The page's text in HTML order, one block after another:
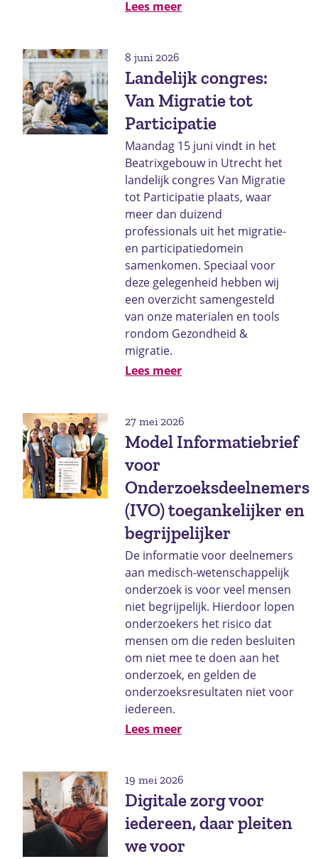
Lees meer
8 juni 2026
Landelijk congres:
Van Migratie tot
Participatie
Maandag 15 juni vindt in het
Beatrixgebouw in Utrecht het
landelijk congres Van Migratie
tot Participatie plaats, waar
meer dan duizend
professionals uit het migratie-
en participatiedomein
samenkomen. Speciaal voor
deze gelegenheid hebben wij
een overzicht samengesteld
van onze materialen en tools
rondom Gezondheid &
migratie.
Lees meer
27 mei 2026
Model Informatiebrief
voor
Onderzoeksdeelnemers
(IVO) toegankelijker en
begrijpelijker
De informatie voor deelnemers
aan medisch-wetenschappelijk
onderzoek is voor veel mensen
niet begrijpelijk. Hierdoor lopen
onderzoekers het risico dat
mensen om die reden besluiten
om niet mee te doen aan het
onderzoek, en gelden de
onderzoeksresultaten niet voor
iedereen.
Lees meer
19 mei 2026
Digitale zorg voor
iedereen, daar pleiten
we voor